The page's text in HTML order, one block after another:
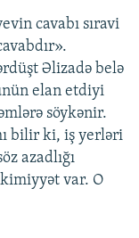
cavabı sıravi
Əlizadə belə
elan etdiyi
söykənir.
bilir ki, iş yerləri
azadlığı
var. O